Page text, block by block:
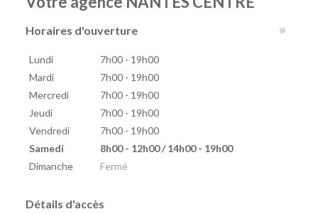
Horaires d'ouverture
Lundi
7h00 - 19h00
Mardi
7h00 - 19h00
Mercredi
7h00 - 19h00
Jeudi
7h00 - 19h00
Vendredi
7h00 - 19h00
Samedi
8h00 - 12h00 / 14h00 - 19h00
Dimanche
Fermé
Détails d'accès